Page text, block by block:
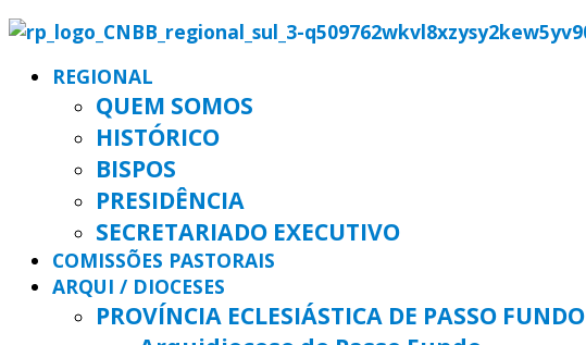
REGIONAL
QUEM SOMOS
HISTÓRICO
BISPOS
PRESIDÊNCIA
SECRETARIADO EXECUTIVO
COMISSÕES PASTORAIS
ARQUI / DIOCESES
PROVÍNCIA ECLESIÁSTICA DE PASSO FUNDO